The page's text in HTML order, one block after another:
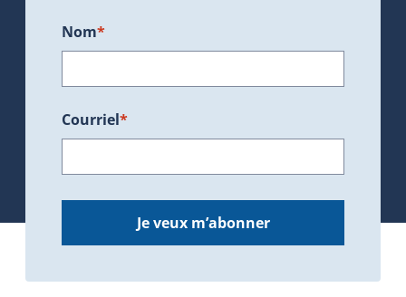
Nom*
Courriel*
Je veux m’abonner